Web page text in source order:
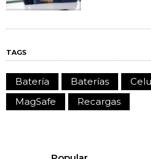
TAGS
Batería Baterías
MagSafe
Recargas